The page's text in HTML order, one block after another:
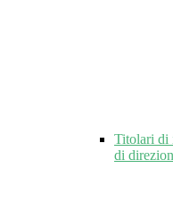
Titolari di
di